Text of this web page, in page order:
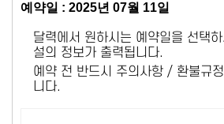
예약일 : 2025년 07월 11일
달력에서 원하시는 예약일을 선택
설의 정보가 출력됩니다.
예약 전 반드시 주의사항 / 환불규
니다.